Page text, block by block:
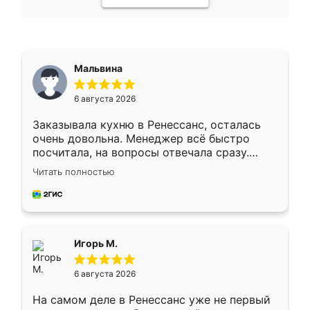
Мальвина
6 августа 2026
Заказывала кухню в Ренессанс, осталась
очень довольна. Менеджер всё быстро
посчитала, на вопросы отвечала сразу.
Замерщик приехал в субботу, подошёл к
делу со всей ответственностью. Собрали
за день, ребята работали аккуратно, даже
Читать полностью
Игорь М.
6 августа 2026
На самом деле в Ренессанс уже не первый